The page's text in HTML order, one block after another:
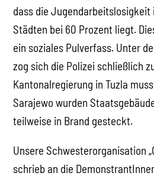
dass die Jugendarbeitslosigkeit
Städten bei 60 Prozent liegt.
ein soziales Pulverfass. Unter
zog sich die Polizei schließlich
Kantonalregierung in Tuzla
Sarajewo wurden
teilweise in Brand gesteckt.
Unsere Schwesterorganisation
schrieb an die